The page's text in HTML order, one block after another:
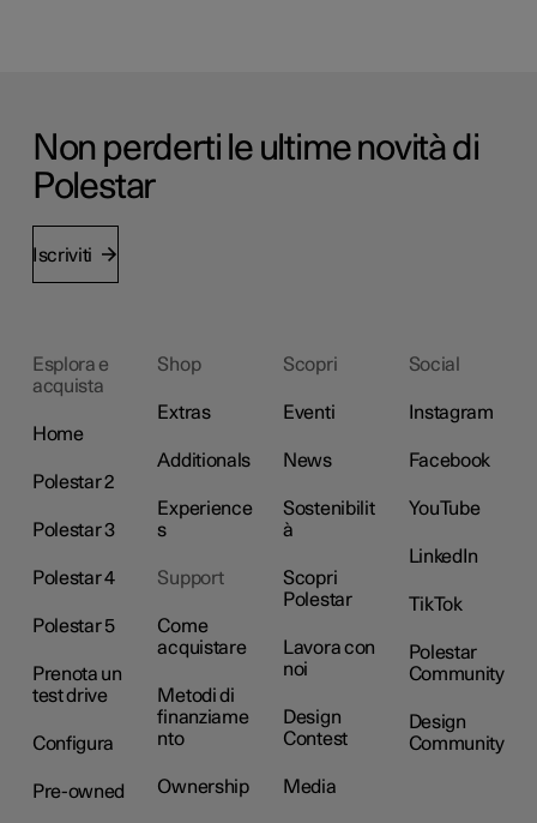
Non perderti le ultime novità di
Polestar
Iscriviti
Esplora e
acquista
Home
Polestar 2
Polestar 3
Polestar 4
Polestar 5
Prenota un
test drive
Configura
Pre-owned
Shop
Extras
Additionals
Experience
s
Support
Come
acquistare
Metodi di
finanziame
nto
Ownership
Scopri
Eventi
News
Sostenibilit
à
Scopri
Polestar
Lavora con
noi
Design
Contest
Media
Social
Instagram
Facebook
YouTube
LinkedIn
TikTok
Polestar
Community
Design
Community